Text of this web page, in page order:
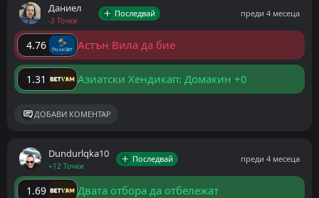
Даниел
-3 Точки
Последвай преди 4 месеца
4.76 Астън Вила да бие
1.31 Азиатски Хендикап: Домакин +0
ДОБАВИ КОМЕНТАР
Dundurlqka10
+12 Точки
Последвай преди 4 месеца
1.69 Двата отбора да отбележат